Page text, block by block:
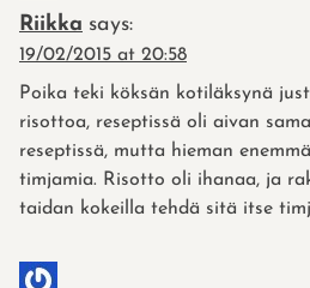
Riikka says:
19/02/2015 at 20:58
Poika teki köksän kotiläksynä
risottoa, reseptissä oli aivan
reseptissä, mutta hieman
timjamia. Risotto oli ihanaa, ja
taidan kokeilla tehdä sitä itse